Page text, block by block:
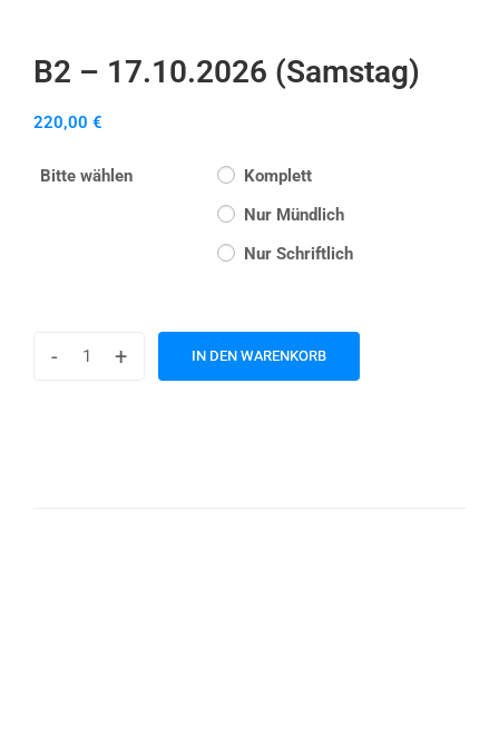
B2 – 17.10.2026 (Samstag)
220,00 €
Bitte wählen
Komplett
Nur Mündlich
Nur Schriftlich
- + IN DEN WARENKORB